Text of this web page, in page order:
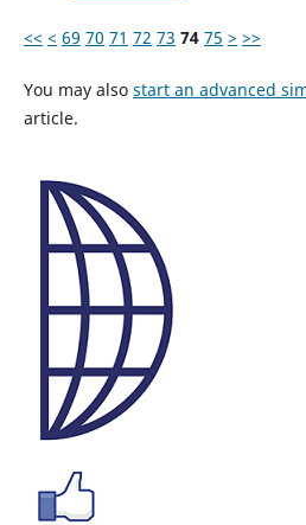
<< < 69 70 71 72 73 74 75 > >>
You may also start an advanced
article.